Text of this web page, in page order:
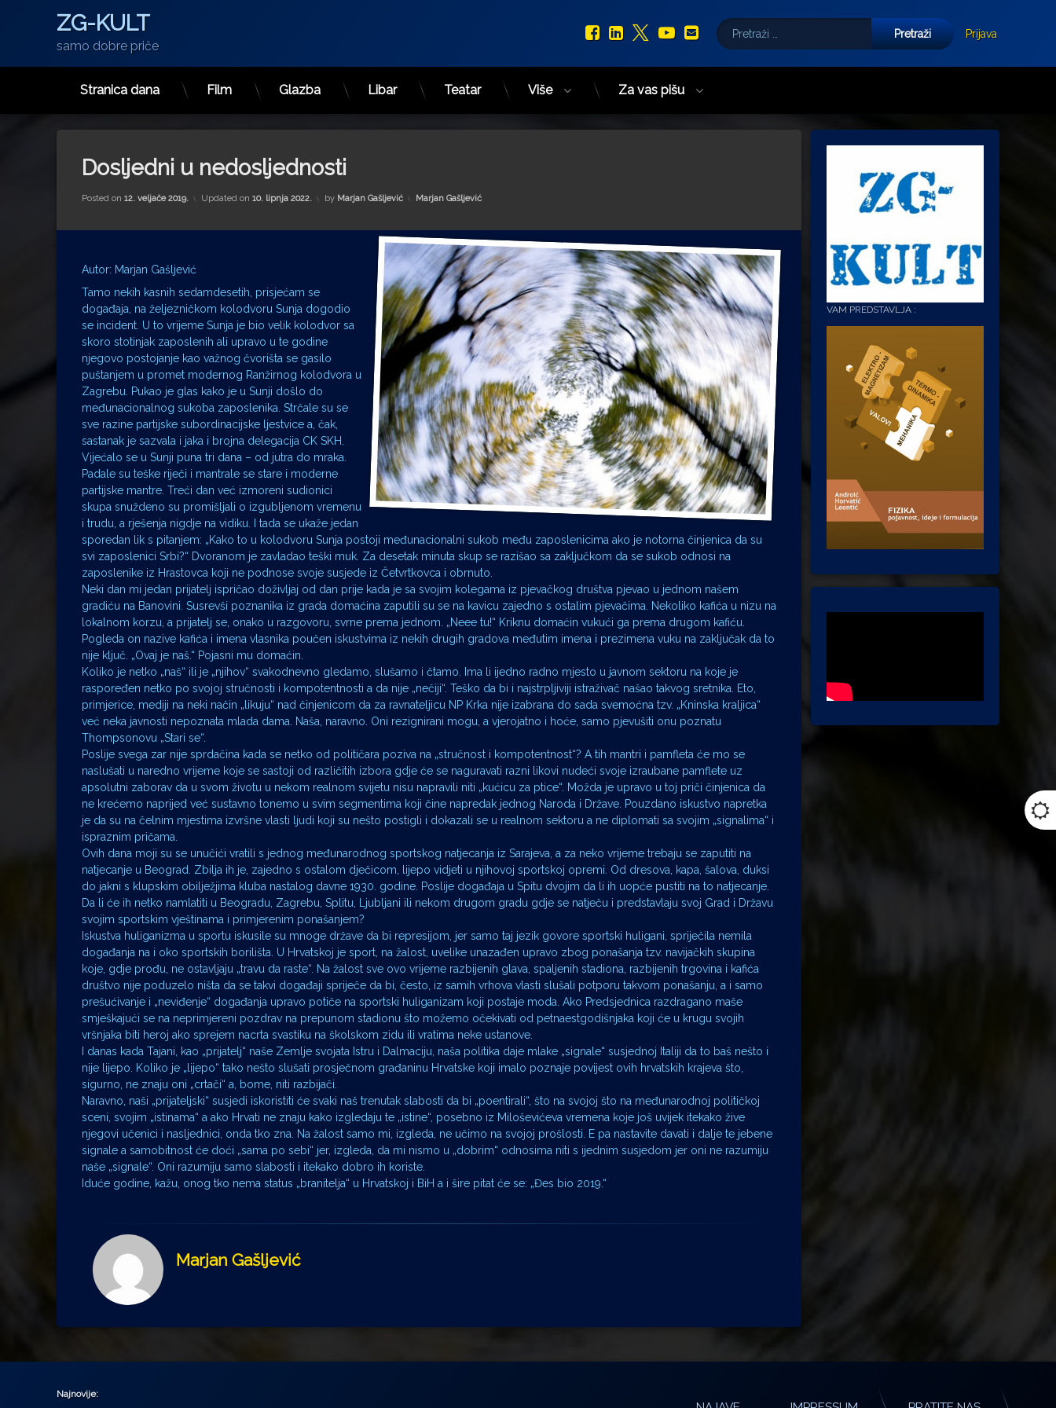
Preskoči
ZG-KULT
samo dobre priče
Facebook
LinkedIn
X.com
YouTube
E-mail
Pretraži:
Prijava
Stranica dana Film Glazba Libar Teatar Više Za vas pišu
Dosljedni u nedosljednosti
Posted on 12. veljače 2019. Updated on 10. lipnja 2022. by Marjan Gašljević Kategorije:
Marjan Gašljević
Autor: Marjan Gašljević
Tamo nekih kasnih sedamdesetih, prisjećam se
događaja, na željezničkom kolodvoru Sunja dogodio
se incident. U to vrijeme Sunja je bio velik kolodvor sa
skoro stotinjak zaposlenih ali upravo u te godine
njegovo postojanje kao važnog čvorišta se gasilo
puštanjem u promet modernog Ranžirnog kolodvora u
Zagrebu. Pukao je glas kako je u Sunji došlo do
međunacionalnog sukoba zaposlenika. Strčale su se
sve razine partijske subordinacijske ljestvice a, čak,
sastanak je sazvala i jaka i brojna delegacija CK SKH.
Vijećalo se u Sunji puna tri dana – od jutra do mraka.
Padale su teške riječi i mantrale se stare i moderne
partijske mantre. Treći dan već izmoreni sudionici
skupa snuždeno su promišljali o izgubljenom vremenu
i trudu, a rješenja nigdje na vidiku. I tada se ukaže jedan
sporedan lik s pitanjem: „Kako to u kolodvoru Sunja postoji međunacionalni sukob među zaposlenicima ako je notorna činjenica da su
svi zaposlenici Srbi?“ Dvoranom je zavladao teški muk. Za desetak minuta skup se razišao sa zaključkom da se sukob odnosi na
zaposlenike iz Hrastovca koji ne podnose svoje susjede iz Četvrtkovca i obrnuto.
Neki dan mi jedan prijatelj ispričao doživljaj od dan prije kada je sa svojim kolegama iz pjevačkog društva pjevao u jednom našem
gradiću na Banovini. Susrevši poznanika iz grada domaćina zaputili su se na kavicu zajedno s ostalim pjevačima. Nekoliko kafića u nizu na
lokalnom korzu, a prijatelj se, onako u razgovoru, svrne prema jednom. „Neee tu!“ Kriknu domaćin vukući ga prema drugom kafiću.
Pogleda on nazive kafića i imena vlasnika poučen iskustvima iz nekih drugih gradova međutim imena i prezimena vuku na zaključak da to
nije ključ. „Ovaj je naš.“ Pojasni mu domaćin.
Koliko je netko „naš“ ili je „njihov“ svakodnevno gledamo, slušamo i čtamo. Ima li ijedno radno mjesto u javnom sektoru na koje je
raspoređen netko po svojoj stručnosti i kompotentnosti a da nije „nečiji“. Teško da bi i najstrpljiviji istraživač našao takvog sretnika. Eto,
primjerice, mediji na neki način „likuju“ nad činjenicom da za ravnateljicu NP Krka nije izabrana do sada svemoćna tzv. „Kninska kraljica“
već neka javnosti nepoznata mlada dama. Naša, naravno. Oni rezignirani mogu, a vjerojatno i hoće, samo pjevušiti onu poznatu
Thompsonovu „Stari se“.
Poslije svega zar nije sprdačina kada se netko od političara poziva na „stručnost i kompotentnost“? A tih mantri i pamfleta će mo se
naslušati u naredno vrijeme koje se sastoji od različitih izbora gdje će se naguravati razni likovi nudeći svoje izraubane pamflete uz
apsolutni zaborav da u svom životu u nekom realnom svijetu nisu napravili niti „kućicu za ptice“. Možda je upravo u toj priči činjenica da
ne krećemo naprijed već sustavno tonemo u svim segmentima koji čine napredak jednog Naroda i Države. Pouzdano iskustvo napretka
je da su na čelnim mjestima izvršne vlasti ljudi koji su nešto postigli i dokazali se u realnom sektoru a ne diplomati sa svojim „signalima“ i
ispraznim pričama.
Ovih dana moji su se unučići vratili s jednog međunarodnog sportskog natjecanja iz Sarajeva, a za neko vrijeme trebaju se zaputiti na
natjecanje u Beograd. Zbilja ih je, zajedno s ostalom dječicom, lijepo vidjeti u njihovoj sportskoj opremi. Od dresova, kapa, šalova, duksi
do jakni s klupskim obilježjima kluba nastalog davne 1930. godine. Poslije događaja u Spitu dvojim da li ih uopće pustiti na to natjecanje.
Da li će ih netko namlatiti u Beogradu, Zagrebu, Splitu, Ljubljani ili nekom drugom gradu gdje se natječu i predstavlaju svoj Grad i Državu
svojim sportskim vještinama i primjerenim ponašanjem?
Iskustva huliganizma u sportu iskusile su mnoge države da bi represijom, jer samo taj jezik govore sportski huligani, spriječila nemila
događanja na i oko sportskih borilišta. U Hrvatskoj je sport, na žalost, uvelike unazađen upravo zbog ponašanja tzv. navijačkih skupina
koje, gdje prođu, ne ostavljaju „travu da raste“. Na žalost sve ovo vrijeme razbijenih glava, spaljenih stadiona, razbijenih trgovina i kafića
društvo nije poduzelo ništa da se takvi događaji spriječe da bi, često, iz samih vrhova vlasti slušali potporu takvom ponašanju, a i samo
prešućivanje i „neviđenje“ događanja upravo potiče na sportski huliganizam koji postaje moda. Ako Predsjednica razdragano maše
smješkajući se na neprimjereni pozdrav na prepunom stadionu što možemo očekivati od petnaestgodišnjaka koji će u krugu svojih
vršnjaka biti heroj ako sprejem nacrta svastiku na školskom zidu ili vratima neke ustanove.
I danas kada Tajani, kao „prijatelj“ naše Zemlje svojata Istru i Dalmaciju, naša politika daje mlake „signale“ susjednoj Italiji da to baš nešto i
nije lijepo. Koliko je „lijepo“ tako nešto slušati prosječnom građaninu Hrvatske koji imalo poznaje povijest ovih hrvatskih krajeva što,
sigurno, ne znaju oni „crtači“ a, bome, niti razbijači.
Naravno, naši „prijateljski“ susjedi iskoristiti će svaki naš trenutak slabosti da bi „poentirali“, što na svojoj što na međunarodnoj političkoj
sceni, svojim „istinama“ a ako Hrvati ne znaju kako izgledaju te „istine“, posebno iz Miloševićeva vremena koje još uvijek itekako žive
njegovi učenici i nasljednici, onda tko zna. Na žalost samo mi, izgleda, ne učimo na svojoj prošlosti. E pa nastavite davati i dalje te jebene
signale a samobitnost će doći „sama po sebi“ jer, izgleda, da mi nismo u „dobrim“ odnosima niti s ijednim susjedom jer oni ne razumiju
naše „signale“. Oni razumiju samo slabosti i itekako dobro ih koriste.
Iduće godine, kažu, onog tko nema status „branitelja“ u Hrvatskoj i BiH a i šire pitat će se: „Đes bio 2019.“
Marjan Gašljević
VAM PREDSTAVLJA :
Najnovije: